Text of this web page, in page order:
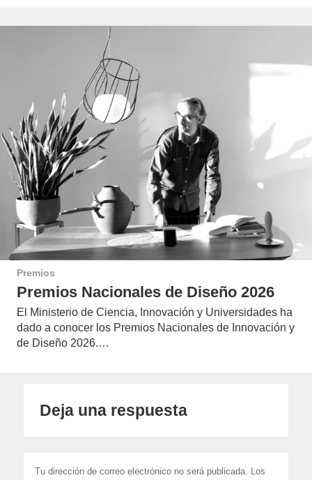
Premios
Premios Nacionales de Diseño 2026
El Ministerio de Ciencia, Innovación y Universidades ha
dado a conocer los Premios Nacionales de Innovación y
de Diseño 2026.…
Deja una respuesta
Tu dirección de correo electrónico no será publicada. Los